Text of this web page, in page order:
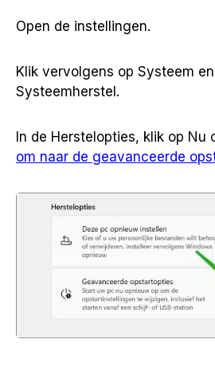
Open de instellingen.
Klik vervolgens op Systeem
Systeemherstel.
In de Herstelopties, klik op Nu
om naar de geavanceerde